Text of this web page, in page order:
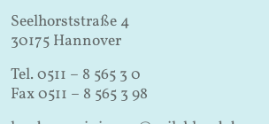
Seelhorststraße 4
30175 Hannover
Tel. 0511 – 8 565 3 0
Fax 0511 – 8 565 3 98